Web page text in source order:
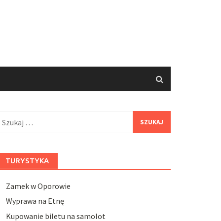
TURYSTYKA
Zamek w Oporowie
Wyprawa na Etnę
Kupowanie biletu na samolot